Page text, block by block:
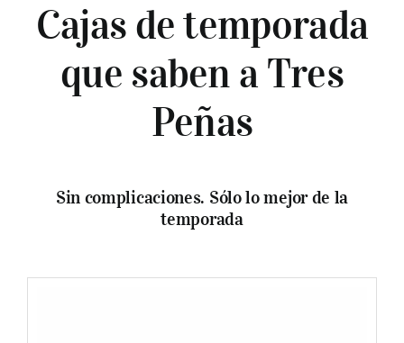
Cajas de temporada
que saben a Tres
Peñas
Sin complicaciones. Sólo lo mejor de la
temporada